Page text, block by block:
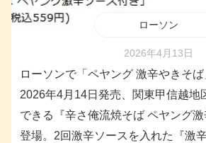
ローソン
2026年4月13日
ローソンで「ペヤング 激辛やきそ
2026年4月14日発売、関東甲信越地
できる『辛さ俺流焼そば ペヤング
登場。2回激辛ソースを入れた『激